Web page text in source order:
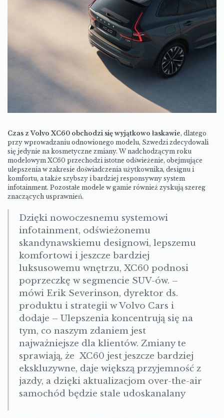
Czas z Volvo XC60 obchodzi się wyjątkowo łaskawie, dlatego
przy wprowadzaniu odnowionego modelu, Szwedzi zdecydowali
się jedynie na kosmetyczne zmiany. W nadchodzącym roku
modelowym XC60 przechodzi istotne odświeżenie, obejmujące
ulepszenia w zakresie doświadczenia użytkownika, designu i
komfortu, a także szybszy i bardziej responsywny system
infotainment. Pozostałe modele w gamie również zyskują szereg
znaczących usprawnień.
Dzięki nowoczesnemu systemowi
infotainment, odświeżonemu
skandynawskiemu designowi, lepszemu
komfortowi i jeszcze bardziej
luksusowemu wnętrzu, XC60 podnosi
poprzeczkę w segmencie SUV-ów. –
mówi Erik Severinson, dyrektor ds.
produktu i strategii w Volvo Cars i
dodaje – Ulepszenia koncentrują się na
tym, co naszym zdaniem jest
najważniejsze dla klientów. Zmiany te
sprawiają, że XC60 jest jeszcze bardziej
ekskluzywne, daje większą przyjemność z
jazdy, a dzięki aktualizacjom over-the-air
samochód będzie stale udoskanalany